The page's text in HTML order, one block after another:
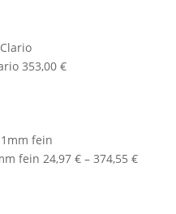
353,00 €
fein 24,97 €– 374,55 €